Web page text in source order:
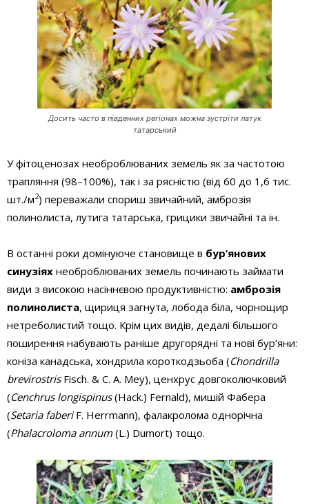
Досить часто в південних регіонах можна зустріти латук
татарський
У фітоценозах необроблюваних земель як за частотою
трапляння (98–100%), так і за рясністю (від 60 до 1,6 тис.
шт./м2) переважали спориш звичайний, амброзія
полинолиста, лутига татарська, грицики звичайні та ін.
В останні роки домінуюче становище в бур’янових
синузіях необроблюваних земель починають займати
види з високою насіннєвою продуктивністю: амброзія
полинолиста, щириця загнута, лобода біла, чорнощир
нетреболистий тощо. Крім цих видів, дедалі більшого
поширення набувають раніше другорядні та нові бур’яни:
коніза канадська, хондрила короткодзьоба (Chondrilla
brevirostrisFisch. & C. A. Mey), ценхрус довгоколючковий
(Cenchrus longispinus(Hack.) Fernald), мишій Фабера
(Setaria faberiF. Herrmann), фалакролома однорічна
(Phalacroloma annum(L.) Dumort) тощо.